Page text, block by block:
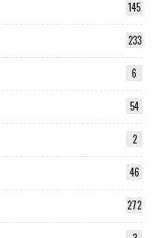
145
233
6
54
2
46
272